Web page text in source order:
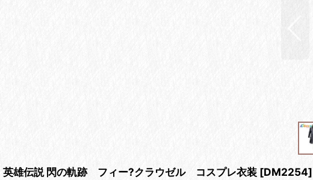
英雄伝説 閃の軌跡 フィー?クラウゼル コスプレ衣装 [DM2254]